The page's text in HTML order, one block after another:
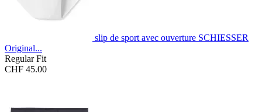
slip de sport avec ouverture SCHIESSER
Original...
Regular Fit
CHF 45.00